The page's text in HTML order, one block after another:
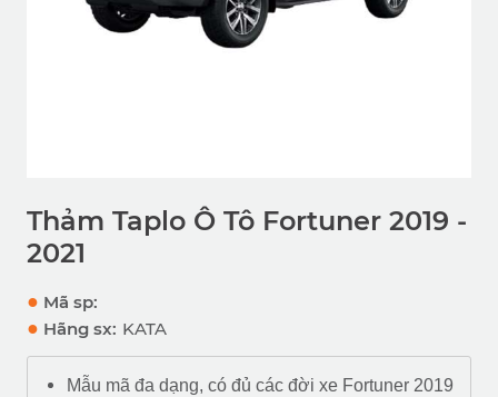
Thảm Taplo Ô Tô Fortuner 2019 -
2021
● Mã sp:
● Hãng sx: KATA
Mẫu mã đa dạng, có đủ các đời xe Fortuner 2019